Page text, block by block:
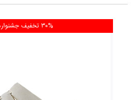
۳۰% تخفیف